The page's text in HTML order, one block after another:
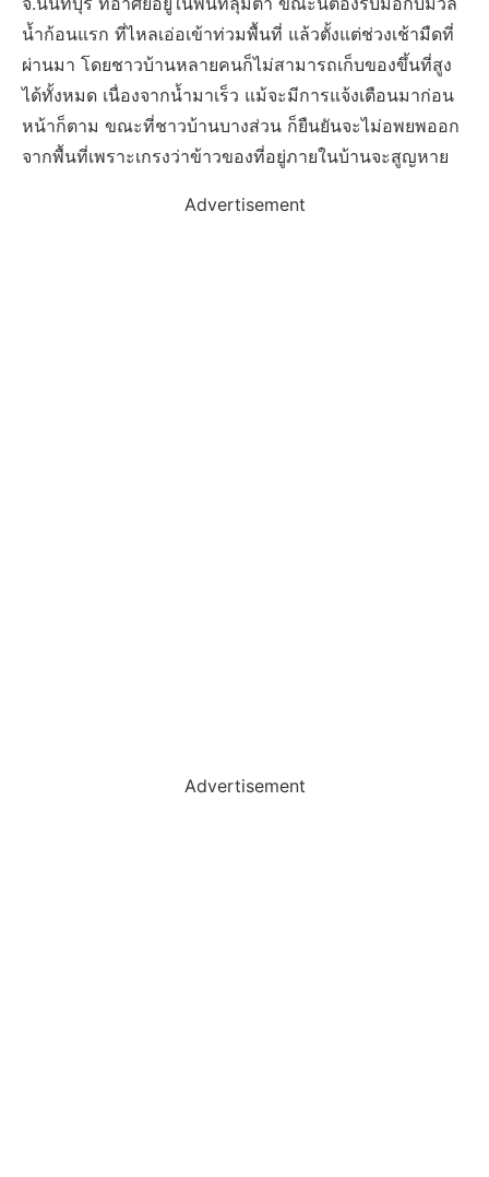
น้ำก้อนแรก ที่ไหลเอ่อเข้าท่วมพื้นที่ แล้วตั้งแต่ช่วงเช้ามืดที่
ผ่านมา โดยชาวบ้านหลายคนก็ไม่สามารถเก็บของขึ้นที่สูง
ได้ทั้งหมด เนื่องจากน้ำมาเร็ว แม้จะมีการแจ้งเตือนมาก่อน
หน้าก็ตาม ขณะที่ชาวบ้านบางส่วน ก็ยืนยันจะไม่อพยพออก
จากพื้นที่เพราะเกรงว่าข้าวของที่อยู่ภายในบ้านจะสูญหาย
Advertisement
Advertisement